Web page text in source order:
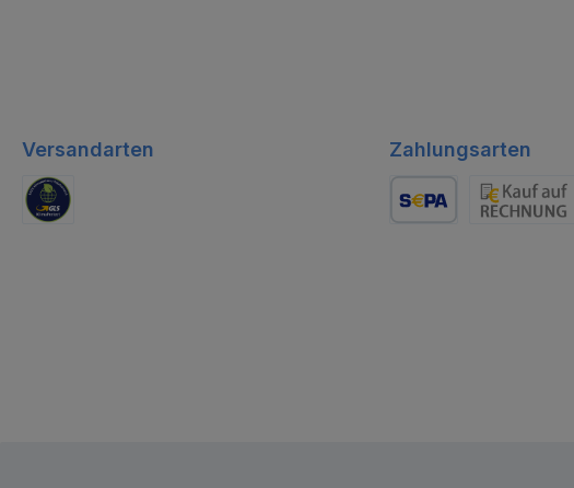
Versandarten Zahlungsarten